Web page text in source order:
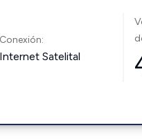
Conexión:
Internet Satelital